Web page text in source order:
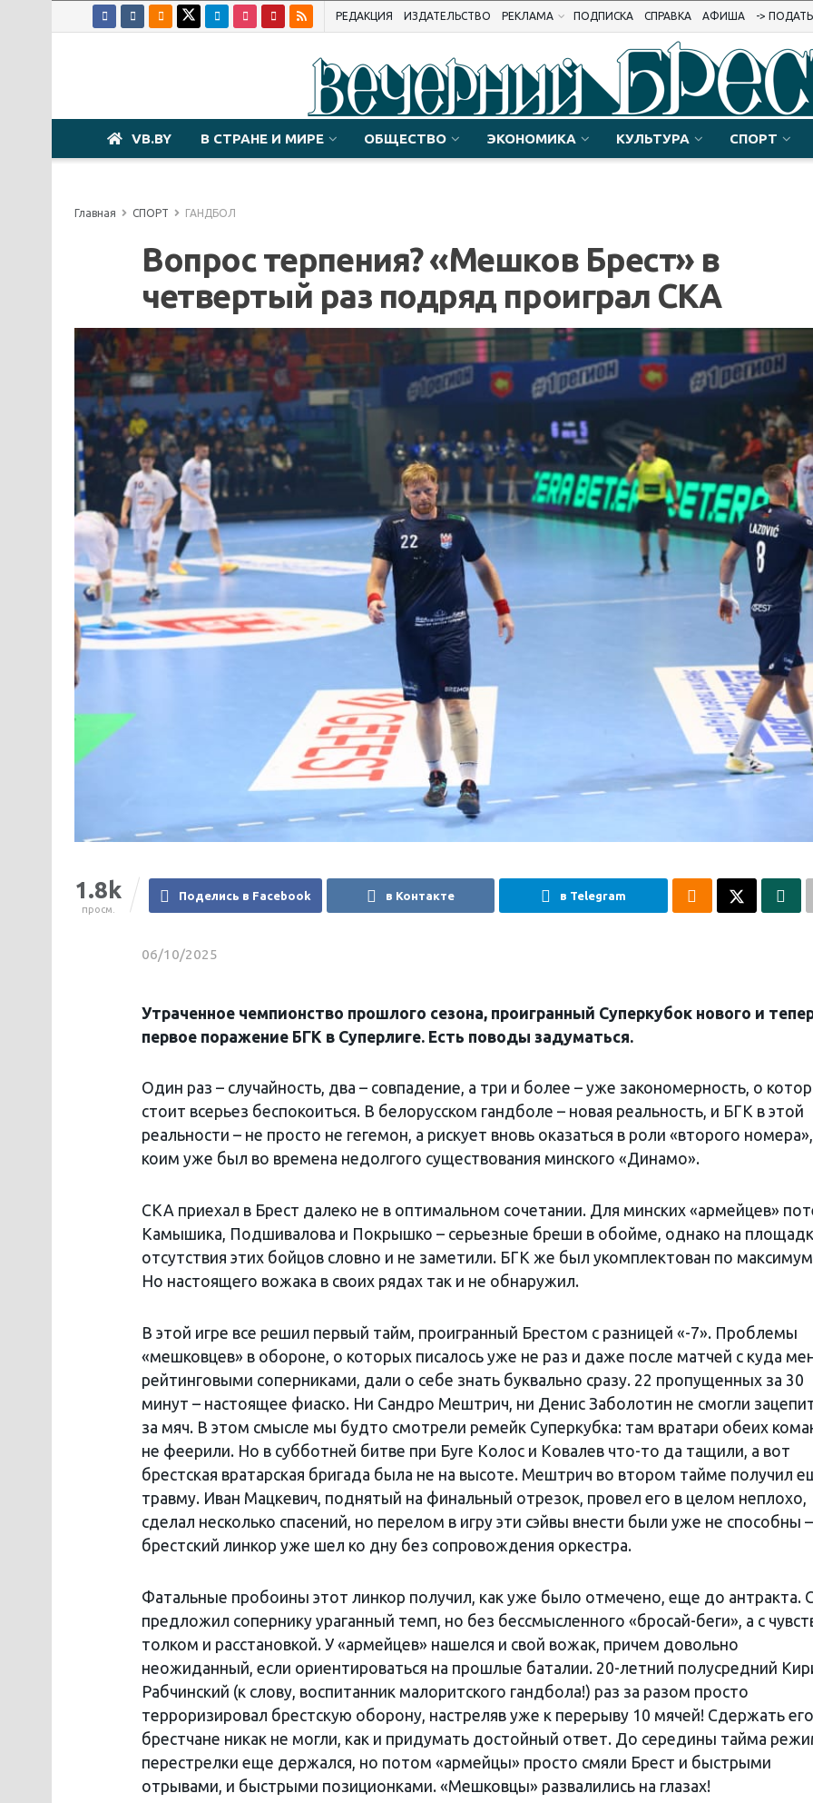
РЕДАКЦИЯ ИЗДАТЕЛЬСТВО РЕКЛАМА ПОДПИСКА СПРАВКА АФИША ->
VB.BY В СТРАНЕ И МИРЕ ОБЩЕСТВО ЭКОНОМИКА КУЛЬТУРА СПОРТ
Главная СПОРТ ГАНДБОЛ
Вопрос терпения? «Мешков Брест» в
четвертый раз подряд проиграл СКА
1.8k
просм.
Поделись в Facebook в Контакте в Telegram
06/10/2025
Утраченное чемпионство прошлого сезона, проигранный Суперкубок нового и
первое поражение БГК в Суперлиге. Есть поводы задуматься.
Один раз – случайность, два – совпадение, а три и более – уже закономерность, о
стоит всерьез беспокоиться. В белорусском гандболе – новая реальность, и БГК в этой
реальности – не просто не гегемон, а рискует вновь оказаться в роли «второго номера»,
коим уже был во времена недолгого существования минского «Динамо».
СКА приехал в Брест далеко не в оптимальном сочетании. Для минских «армейцев»
Камышика, Подшивалова и Покрышко – серьезные бреши в обойме, однако на
отсутствия этих бойцов словно и не заметили. БГК же был укомплектован по
Но настоящего вожака в своих рядах так и не обнаружил.
В этой игре все решил первый тайм, проигранный Брестом с разницей «-7». Проблемы
«мешковцев» в обороне, о которых писалось уже не раз и даже после матчей с куда
рейтинговыми соперниками, дали о себе знать буквально сразу. 22 пропущенных за 30
минут – настоящее фиаско. Ни Сандро Мештрич, ни Денис Заболотин не смогли
за мяч. В этом смысле мы будто смотрели ремейк Суперкубка: там вратари обеих
не феерили. Но в субботней битве при Буге Колос и Ковалев что-то да тащили, а вот
брестская вратарская бригада была не на высоте. Мештрич во втором тайме получил
травму. Иван Мацкевич, поднятый на финальный отрезок, провел его в целом неплохо,
сделал несколько спасений, но перелом в игру эти сэйвы внести были уже не способны –
брестский линкор уже шел ко дну без сопровождения оркестра.
Фатальные пробоины этот линкор получил, как уже было отмечено, еще до антракта.
предложил сопернику ураганный темп, но без бессмысленного «бросай-беги», а с
толком и расстановкой. У «армейцев» нашелся и свой вожак, причем довольно
неожиданный, если ориентироваться на прошлые баталии. 20-летний полусредний
Рабчинский (к слову, воспитанник малоритского гандбола!) раз за разом просто
терроризировал брестскую оборону, настреляв уже к перерыву 10 мячей! Сдержать его
брестчане никак не могли, как и придумать достойный ответ. До середины тайма
перестрелки еще держался, но потом «армейцы» просто смяли Брест и быстрыми
отрывами, и быстрыми позиционками. «Мешковцы» развалились на глазах!